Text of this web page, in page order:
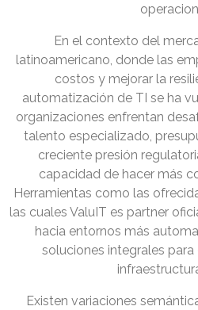
En el contexto del
latinoamericano, donde las
costos y mejorar la
automatización de TI se ha
organizaciones enfrentan
talento especializado,
creciente presión
capacidad de hacer más
Herramientas como las
las cuales ValuIT es partner
hacia entornos más
soluciones integrales para
Existen variaciones